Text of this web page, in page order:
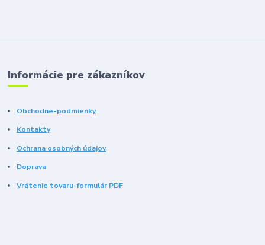
Informácie pre zákazníkov
Obchodne-podmienky
Kontakty
Ochrana osobných údajov
Doprava
Vrátenie tovaru-formulár PDF